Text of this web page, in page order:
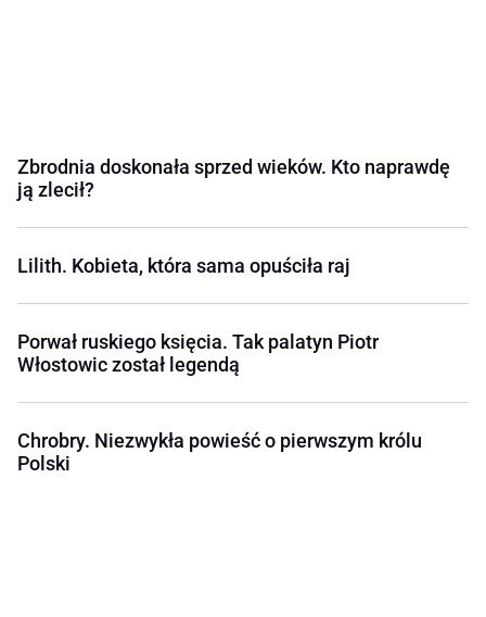
Zbrodnia doskonała sprzed wieków. Kto naprawdę
ją zlecił?
Lilith. Kobieta, która sama opuściła raj
Porwał ruskiego księcia. Tak palatyn Piotr
Włostowic został legendą
Chrobry. Niezwykła powieść o pierwszym królu
Polski